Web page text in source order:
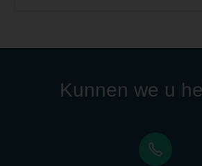
Kunnen we u